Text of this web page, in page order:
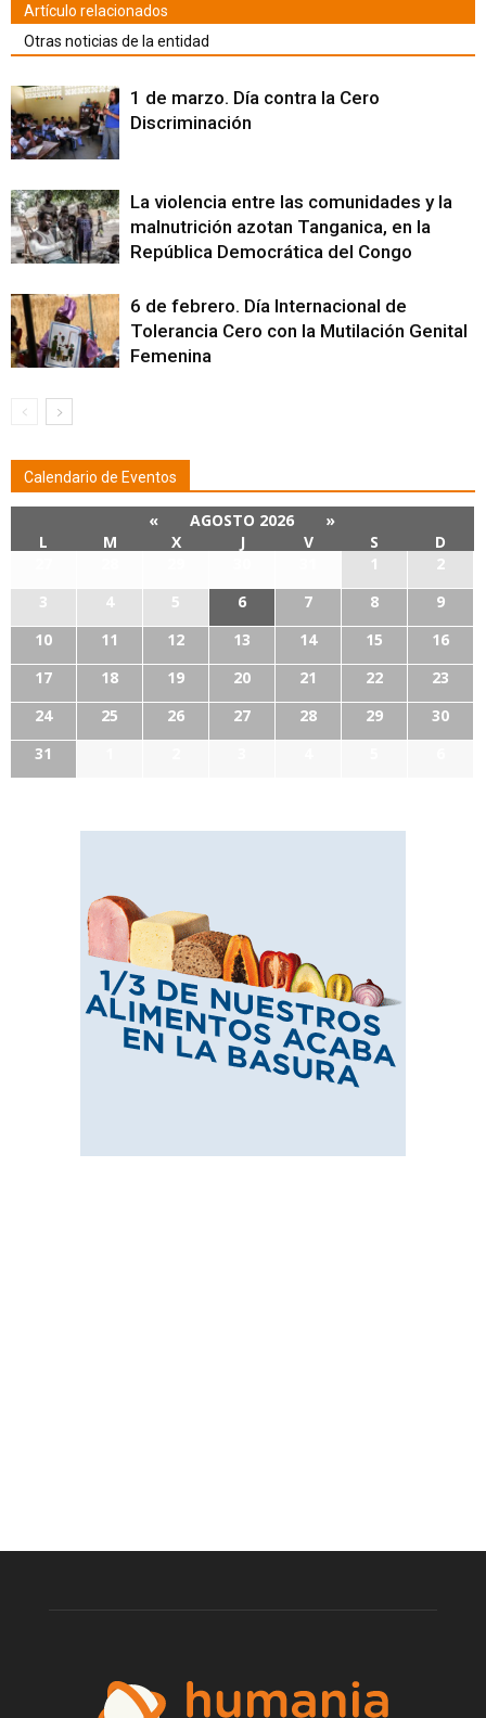
Artículo relacionados
Otras noticias de la entidad
1 de marzo. Día contra la Cero
Discriminación
La violencia entre las comunidades y la
malnutrición azotan Tanganica, en la
República Democrática del Congo
6 de febrero. Día Internacional de
Tolerancia Cero con la Mutilación Genital
Femenina
Calendario de Eventos
« AGOSTO 2026
»
L
M X J V S
D
1
2
3
4 5 6 7 8
9
10
11 12 13 14 15
16
17
18 19 20 21 22
23
24
25 26 27 28 29
30
31